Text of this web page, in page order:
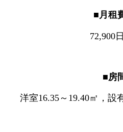
■月租
72,900
■房
洋室16.35～19.40㎡，設